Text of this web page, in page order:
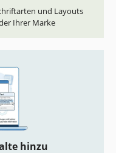
und Layouts
Ihrer Marke
hinzu